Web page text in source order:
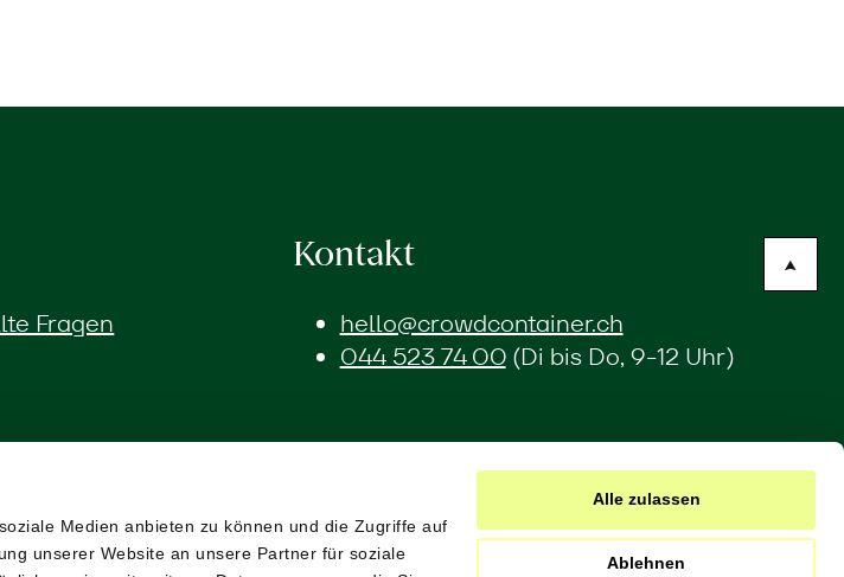
Medien anbieten zu können und die Zugriffe auf
unserer Website an unsere Partner für soziale
Alle zulassen
Ablehnen
Fragen
Kontakt
hello@crowdcontainer.ch
044 523 74 00(Di bis Do, 9-12 Uhr)